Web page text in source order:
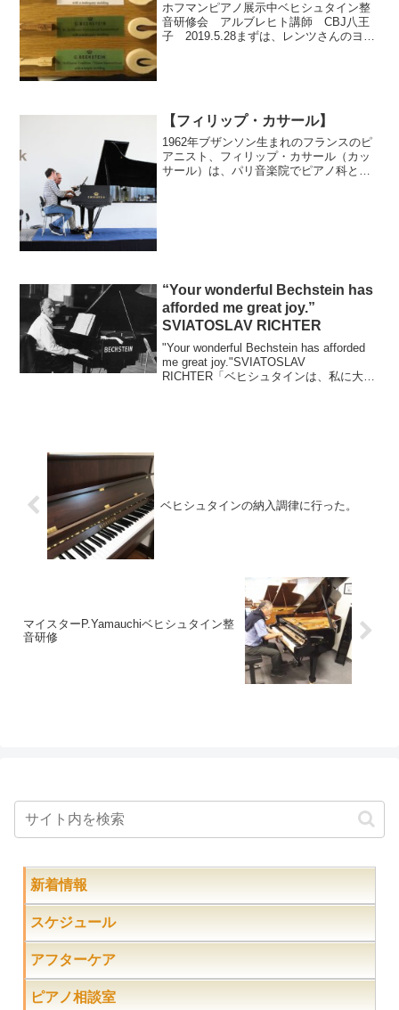
ホフマンピアノ展示中ベヒシュタイン整
音研修会 アルブレヒト講師 CBJ八王
子 2019.5.28まずは、レンツさんのヨー
【フィリップ・カサール】
1962年ブザンソン生まれのフランスのピ
アニスト、フィリップ・カサール（カッ
サール）は、パリ音楽院でピアノ科と室
“Your wonderful Bechstein has
afforded me great joy.”
SVIATOSLAV RICHTER
"Your wonderful Bechstein has afforded
me great joy."SVIATOSLAV
RICHTER「ベヒシュタインは、私に大き
ベヒシュタインの納入調律に行った。
マイスターP.Yamauchiベヒシュタイン整
音研修
新着情報
スケジュール
アフターケア
ピアノ相談室